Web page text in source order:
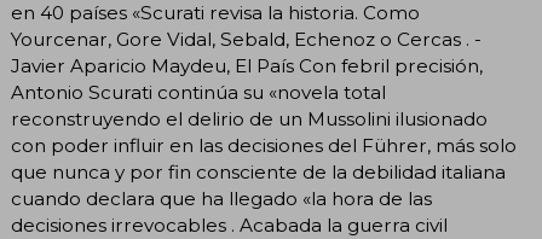
en 40 países «Scurati revisa la historia. Como
Yourcenar, Gore Vidal, Sebald, Echenoz o Cercas . -
Javier Aparicio Maydeu, El País Con febril precisión,
Antonio Scurati continúa su «novela total
reconstruyendo el delirio de un Mussolini ilusionado
con poder influir en las decisiones del Führer, más solo
que nunca y por fin consciente de la debilidad italiana
cuando declara que ha llegado «la hora de las
decisiones irrevocables . Acabada la guerra civil